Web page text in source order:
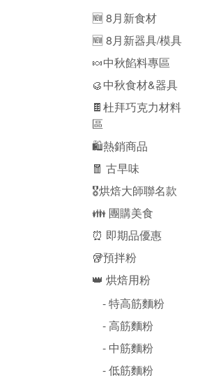
🆕 8月新食材
🆕 8月新器具/模具
🍬中秋餡料專區
🥮中秋食材&器具
🍫杜拜巧克力材料
區
🛍熱銷商品
🧧 古早味
🎖️烘焙大師聯名款
👪 團購美食
⏰ 即期品優惠
🥡預拌粉
👑 烘焙用粉
- 特高筋麵粉
- 高筋麵粉
- 中筋麵粉
- 低筋麵粉